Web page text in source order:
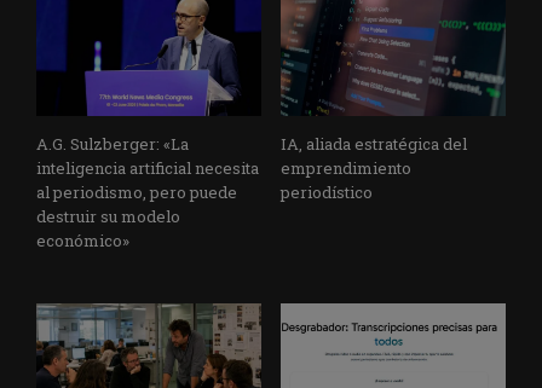
A.G. Sulzberger: «La
inteligencia artificial necesita
al periodismo, pero puede
destruir su modelo
económico»
IA, aliada estratégica del
emprendimiento
periodístico